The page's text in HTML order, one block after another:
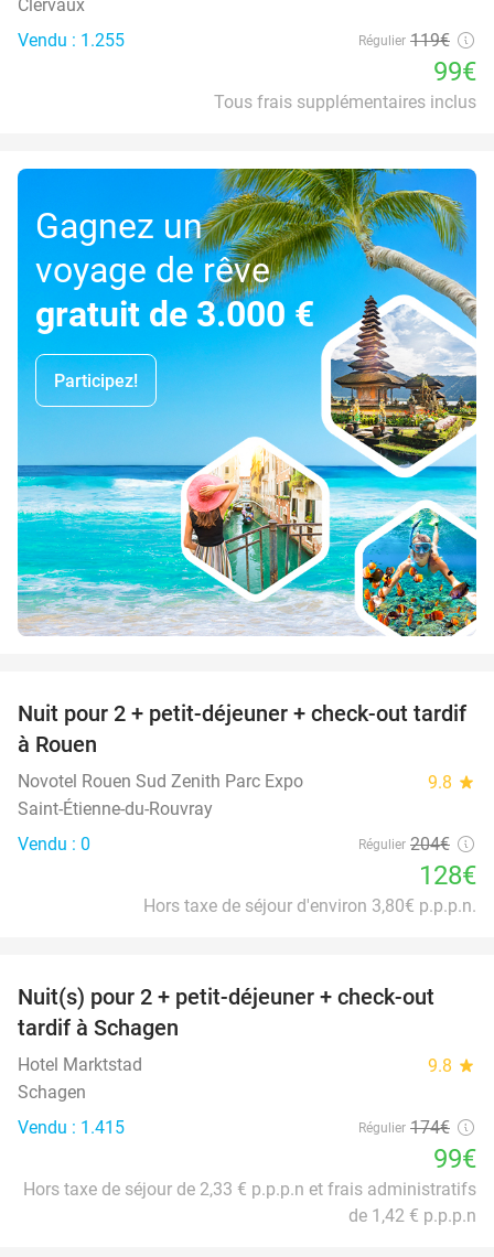
Clervaux
Vendu : 1.255
Régulier 119€
99€
Tous frais supplémentaires inclus
Gagnez un
voyage de rêve
gratuit de 3.000 €
Participez!
37%
Nuit pour 2 + petit-déjeuner + check-out tardif
à Rouen
Novotel Rouen Sud Zenith Parc Expo 9.8 star
Saint-Étienne-du-Rouvray
Vendu : 0
Régulier 204€
128€
Hors taxe de séjour d'environ 3,80€ p.p.p.n.
43%
Nuit(s) pour 2 + petit-déjeuner + check-out
tardif à Schagen
Hotel Marktstad 9.8 star
Schagen
Vendu : 1.415
Régulier 174€
99€
Hors taxe de séjour de 2,33 € p.p.p.n et frais administratifs
de 1,42 € p.p.p.n